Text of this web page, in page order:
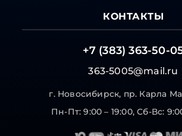
КОНТАКТЫ
+7 (383) 363-50-
363-5005@mail.ru
г. Новосибирск, пр. Карла
Пн-Пт: 9:00 – 19:00, Сб-Вс: